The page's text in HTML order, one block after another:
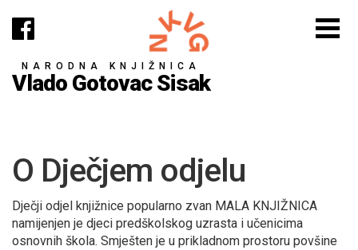
NARODNA KNJIŽNICA
Vlado Gotovac Sisak
O Dječjem odjelu
Dječji odjel knjižnice popularno zvan MALA KNJIŽNICA
namijenjen je djeci predškolskog uzrasta i učenicima
osnovnih škola. Smješten je u prikladnom prostoru povšine